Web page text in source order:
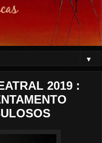
▼
2019 :